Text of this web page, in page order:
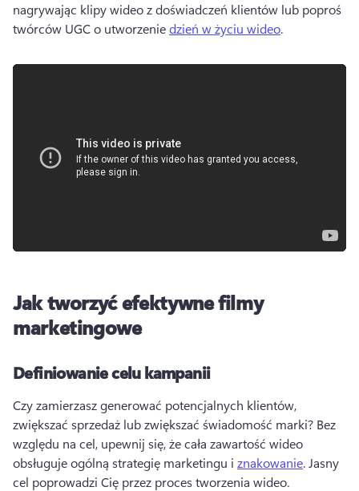
nagrywając klipy wideo z doświadczeń klientów lub poproś
twórców UGC o utworzenie dzień w życiu wideo.
Jak tworzyć efektywne filmy
marketingowe
Definiowanie celu kampanii
Czy zamierzasz generować potencjalnych klientów,
zwiększać sprzedaż lub zwiększać świadomość marki? Bez
względu na cel, upewnij się, że cała zawartość wideo
obsługuje ogólną strategię marketingu i znakowanie. Jasny
cel poprowadzi Cię przez proces tworzenia wideo.